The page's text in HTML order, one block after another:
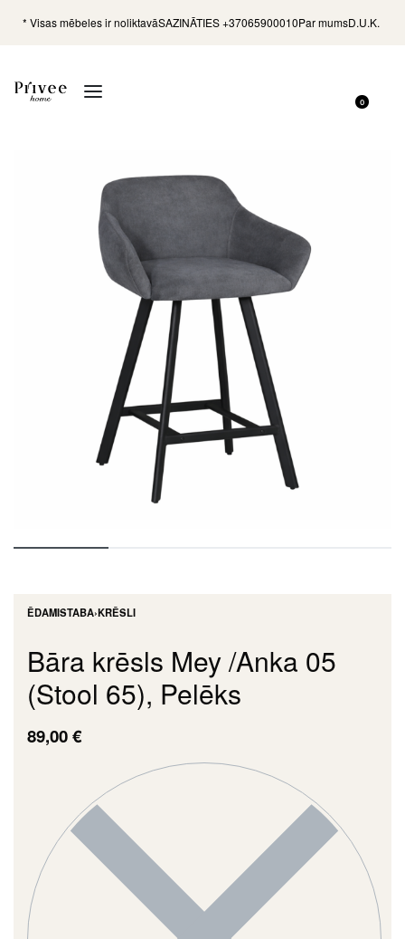
* Visas mēbeles ir noliktavāSAZINĀTIES +37065900010Par mumsD.U.K.
0
ĒDAMISTABA›KRĒSLI
Bāra krēsls Mey /Anka 05
(Stool 65), Pelēks
89,00€